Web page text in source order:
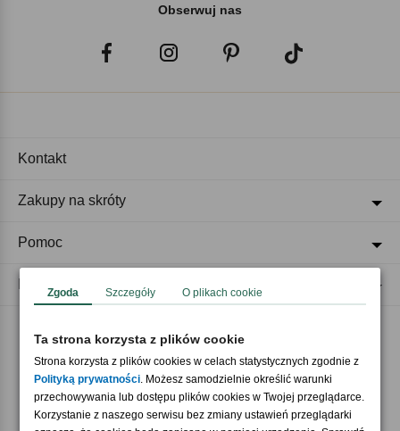
Obserwuj nas
Akceptujemy płatności
Kontakt
Zakupy na skróty
Pomoc
Zgoda Szczegóły O plikach cookie
Ta strona korzysta z plików cookie
Strona korzysta z plików cookies w celach statystycznych zgodnie z
Polityką prywatności. Możesz samodzielnie określić warunki
przechowywania lub dostępu plików cookies w Twojej przeglądarce.
Korzystanie z naszego serwisu bez zmiany ustawień przeglądarki